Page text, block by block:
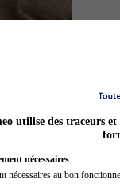
Sage-
utilise des traceurs et
nécessaires
nécessaires au bon